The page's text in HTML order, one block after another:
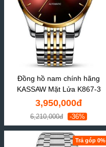
Đồng hồ nam chính hãng
KASSAW Mặt Lửa K867-3
3,950,000đ
6,210,000đ -36%
Trả góp 0%